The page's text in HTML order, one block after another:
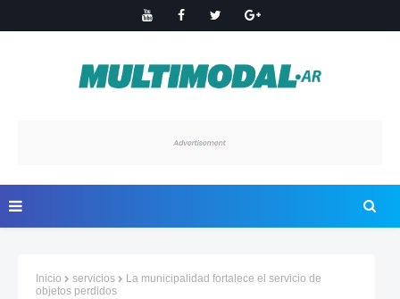
Inicio servicios
La municipalidad fortalece el servicio de
objetos perdidos